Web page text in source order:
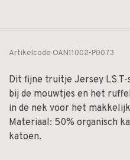
Artikelcode OAN11002-P0073
Dit fijne truitje Jersey LS
bij de mouwtjes en het
in de nek voor het
Materiaal: 50% organisch
katoen.